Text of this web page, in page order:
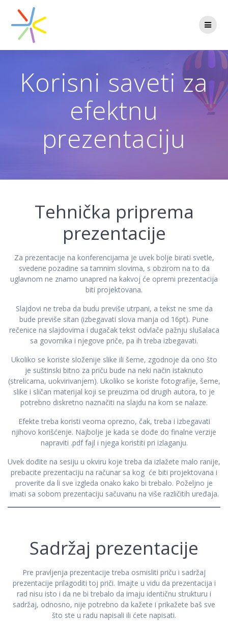
Korisni saveti za
efektnu
prezentaciju
Tehnička priprema
prezentacije
Za prezentacije na konferencijama je uvek bolje birati svetle,
svedene pozadine sa tamnim slovima, s obzirom na to da
uglavnom ne znamo unapred na kakvoj će opremi prezentacija
biti projektovana.
Slajdovi ne treba da budu previše utrpani, a tekst ne sme da
bude previše sitan (izbegavati slova manja od 16pt). Pune
rečenice na slajdovima i dugačak tekst odvlače pažnju slušalaca
sa govornika i njegove priče, pa ih treba izbegavati.
Ukoliko se koriste složenije slike ili šeme, zgodnoje da ono što
je suštinski bitno za priču bude na neki način istaknuto
(strelicama, uokvirivanjem). Ukoliko se koriste fotografije, šeme,
slike i sličan materijal koji se preuzima od drugih autora, to je
potrebno diskretno naznačiti na slajdu na kom se nalaze.
Efekte treba koristi veoma oprezno, čak, treba i izbegavati
njihovo korišćenje. Najbolje je kada se dođe do finalne verzije
napraviti .pdf fajl i njega koristiti pri izlaganju.
Uvek dođite na sesiju u okviru koje treba da izlažete malo ranije,
prebacite prezentaciju na računar sa kog će biti projektovana i
proverite da li sve izgleda onako kako bi trebalo. Poželjno je
imati sa sobom prezentaciju sačuvanu na više različitih uređaja.
Sadržaj prezentacije
Pre pravljenja prezentacije treba osmisliti priču i sadržaj
prezentacije prilagoditi toj priči. Imajte u vidu da prezentacija i
rad nisu isto i da ne bi trebalo da imaju identičnu strukturu i
sadržaj, odnosno, nije potrebno da kažete i prikažete baš sve
što ste u radu napisali ili ćete napisati.